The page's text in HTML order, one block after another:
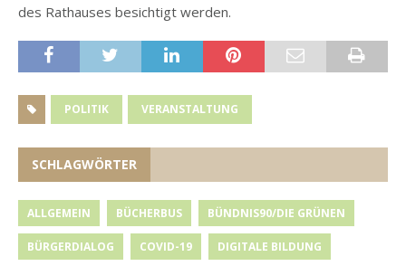
des Rathauses besichtigt werden.
POLITIK VERANSTALTUNG
SCHLAGWÖRTER
ALLGEMEIN BÜCHERBUS BÜNDNIS90/DIE GRÜNEN
BÜRGERDIALOG COVID-19 DIGITALE BILDUNG